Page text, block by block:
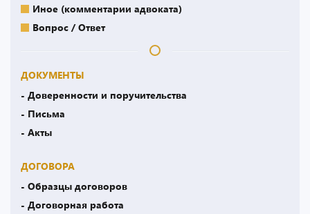
Иное (комментарии адвоката)
Вопрос / Ответ
ДОКУМЕНТЫ
- Доверенности и поручительства
- Письма
- Акты
ДОГОВОРА
- Образцы договоров
- Договорная работа